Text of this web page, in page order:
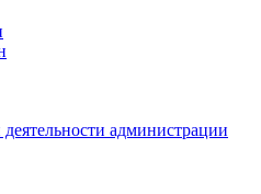
администрации